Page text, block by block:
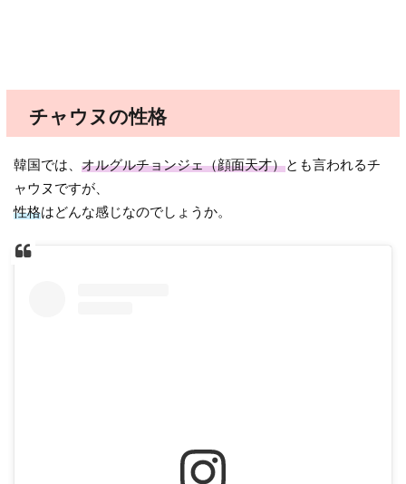
チャウヌの性格
韓国では、オルグルチョンジェ（顔面天才）とも言われるチ
ャウヌですが、
性格はどんな感じなのでしょうか。